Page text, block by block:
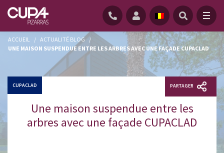
ACCUEIL / ACTUALITÉ BLOG
/
UNE MAISON SUSPENDUE ENTRE LES ARBRES AVEC UNE FAÇADE CUPACLAD
CUPACLAD PARTAGER
Une maison suspendue entre les
arbres avec une façade CUPACLAD